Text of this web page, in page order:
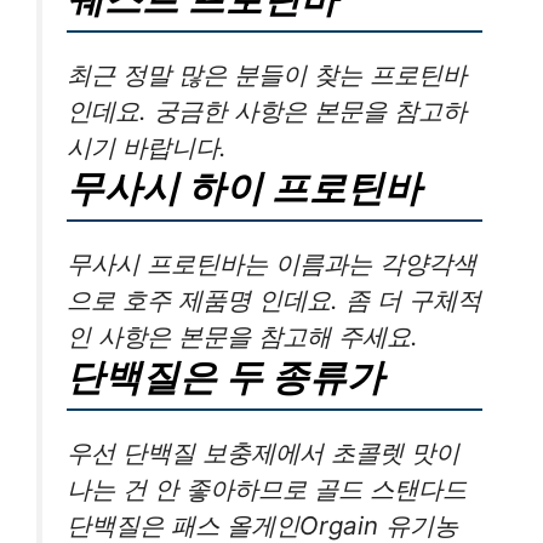
최근 정말 많은 분들이 찾는 프로틴바
인데요. 궁금한 사항은 본문을 참고하
시기 바랍니다.
무사시 하이 프로틴바
무사시 프로틴바는 이름과는 각양각색
으로 호주 제품명 인데요. 좀 더 구체적
인 사항은 본문을 참고해 주세요.
단백질은 두 종류가
우선 단백질 보충제에서 초콜렛 맛이
나는 건 안 좋아하므로 골드 스탠다드
단백질은 패스 올게인Orgain 유기농